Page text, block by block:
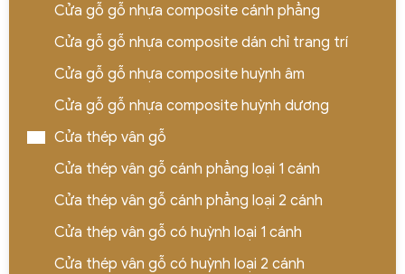
Cửa gỗ gỗ nhựa composite cánh phẳng
Cửa gỗ gỗ nhựa composite dán chỉ trang trí
Cửa gỗ gỗ nhựa composite huỳnh âm
Cửa gỗ gỗ nhựa composite huỳnh dương
Cửa thép vân gỗ
Cửa thép vân gỗ cánh phẳng loại 1 cánh
Cửa thép vân gỗ cánh phẳng loại 2 cánh
Cửa thép vân gỗ có huỳnh loại 1 cánh
Cửa thép vân gỗ có huỳnh loại 2 cánh